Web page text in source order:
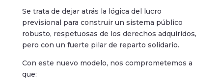
Se trata de dejar atrás la lógica del lucro
previsional para construir un sistema público
robusto, respetuosas de los derechos adquiridos,
pero con un fuerte pilar de reparto solidario.
Con este nuevo modelo, nos comprometemos a
que: